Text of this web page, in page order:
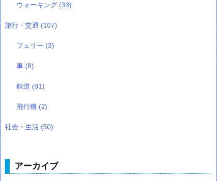
ウォーキング (33)
旅行・交通 (107)
フェリー (3)
車 (8)
鉄道 (81)
飛行機 (2)
社会・生活 (50)
アーカイブ